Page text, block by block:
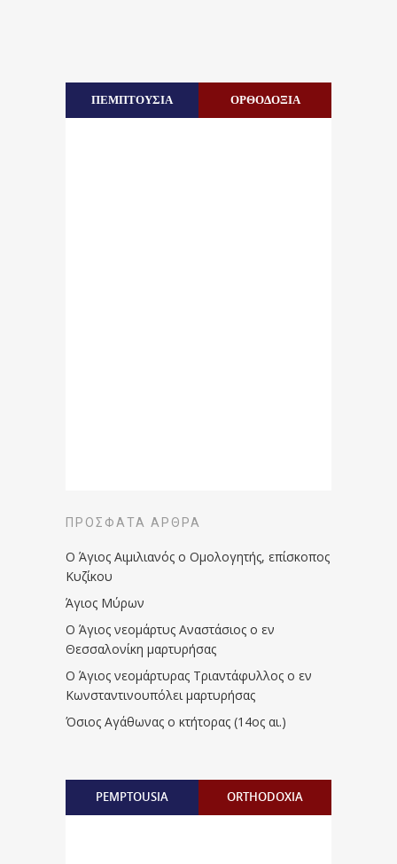
ΠΕΜΠΤΟΥΣΙΑ ΟΡΘΟΔΟΞΙΑ
ΠΡΌΣΦΑΤΑ ΆΡΘΡΑ
Ο Άγιος Αιμιλιανός ο Ομολογητής, επίσκοπος
Κυζίκου
Άγιος Μύρων
Ο Άγιος νεομάρτυς Αναστάσιος ο εν
Θεσσαλονίκη μαρτυρήσας
Ο Άγιος νεομάρτυρας Τριαντάφυλλος ο εν
Κωνσταντινουπόλει μαρτυρήσας
Όσιος Αγάθωνας ο κτήτορας (14ος αι.)
PEMPTOUSIA ORTHODOXIA